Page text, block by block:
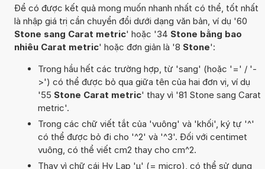
Để có được kết quả mong muốn nhanh nhất có thể, tốt nhất
là nhập giá trị cần chuyển đổi dưới dạng văn bản, ví dụ '60
Stone sang Carat metric' hoặc '34 Stone bằng bao
nhiêu Carat metric' hoặc đơn giản là '8 Stone':
Trong hầu hết các trường hợp, từ 'sang' (hoặc '=' / '-
>') có thể được bỏ qua giữa tên của hai đơn vị, ví dụ
'55 Stone Carat metric' thay vì '81 Stone sang Carat
metric'.
Trong các chữ viết tắt của 'vuông' và 'khối', ký tự '^'
có thể được bỏ đi cho '^2' và '^3'. Đối với centimet
vuông, có thể viết cm2 thay cho cm^2.
Thay vì chữ cái Hy Lạp 'µ' (= micro), có thể sử dụng